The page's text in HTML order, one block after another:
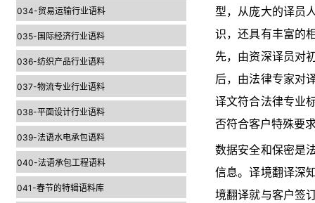
034-贸易运输行业语料
035-国际经济行业语料
036-纺织产品行业语料
037-物流专业行业语料
038-平面设计行业语料
039-法语水电承包语料
040-法语承包工程语料
041-春节的特辑语料库
型，从庞大的译员
识，还具有丰富的
先，由资深译员对
后，由法律专家对
译文符合法律专业
否符合客户特殊要
数据安全和保密是
信息。译境翻译深
境翻译就与客户签